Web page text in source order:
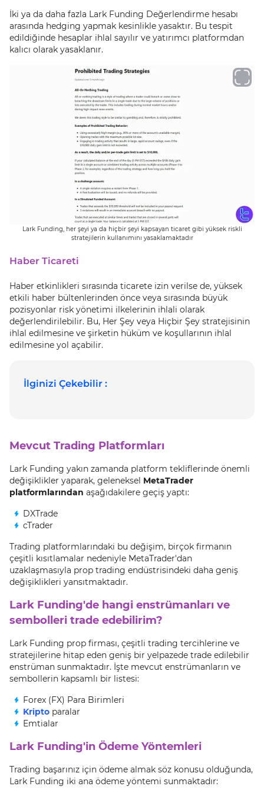
İki ya da daha fazla Lark Funding Değerlendirme hesabı
arasında hedging yapmak kesinlikle yasaktır. Bu tespit
edildiğinde hesaplar ihlal sayılır ve yatırımcı platformdan
kalıcı olarak yasaklanır.
Lark Funding, her şeyi ya da hiçbir şeyi kapsayan ticaret gibi yüksek riskli
stratejilerin kullanımını yasaklamaktadır
Haber Ticareti
Haber etkinlikleri sırasında ticarete izin verilse de, yüksek
etkili haber bültenlerinden önce veya sırasında büyük
pozisyonlar risk yönetimi ilkelerinin ihlali olarak
değerlendirilebilir. Bu, Her Şey veya Hiçbir Şey stratejisinin
ihlal edilmesine ve şirketin hüküm ve koşullarının ihlal
edilmesine yol açabilir.
İlginizi Çekebilir :
Mevcut Trading Platformları
Lark Funding yakın zamanda platform tekliflerinde önemli
değişiklikler yaparak, geleneksel MetaTrader
platformlarından aşağıdakilere geçiş yaptı:
DXTrade
cTrader
Trading platformlarındaki bu değişim, birçok firmanın
çeşitli kısıtlamalar nedeniyle MetaTrader'dan
uzaklaşmasıyla prop trading endüstrisindeki daha geniş
değişiklikleri yansıtmaktadır.
Lark Funding'de hangi enstrümanları ve
sembolleri trade edebilirim?
Lark Funding prop firması, çeşitli trading tercihlerine ve
stratejilerine hitap eden geniş bir yelpazede trade edilebilir
enstrüman sunmaktadır. İşte mevcut enstrümanların ve
sembollerin kapsamlı bir listesi:
Forex (FX) Para Birimleri
Kripto paralar
Emtialar
Lark Funding'in Ödeme Yöntemleri
Trading başarınız için ödeme almak söz konusu olduğunda,
Lark Funding iki ana ödeme yöntemi sunmaktadır: